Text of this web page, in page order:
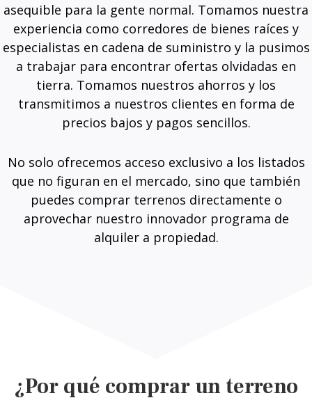
asequible para la gente normal. Tomamos nuestra
experiencia como corredores de bienes raíces y
especialistas en cadena de suministro y la pusimos
a trabajar para encontrar ofertas olvidadas en
tierra. Tomamos nuestros ahorros y los
transmitimos a nuestros clientes en forma de
precios bajos y pagos sencillos.
No solo ofrecemos acceso exclusivo a los listados
que no figuran en el mercado, sino que también
puedes comprar terrenos directamente o
aprovechar nuestro innovador programa de
alquiler a propiedad.
¿Por qué comprar un terreno